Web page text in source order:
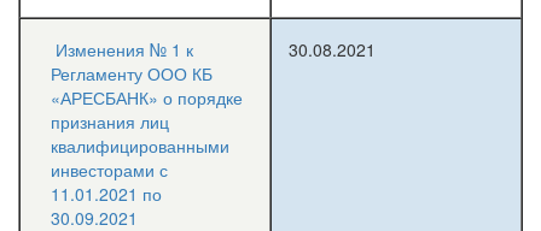
Изменения № 1 к
Регламенту ООО КБ
«АРЕСБАНК» о порядке
признания лиц
квалифицированными
инвесторами с
11.01.2021 по
30.09.2021
30.08.2021